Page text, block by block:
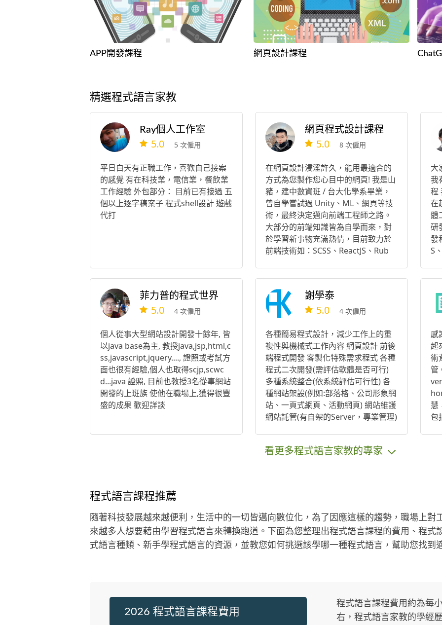
APP開發課程 網頁設計課程
精選程式語言家教
Ray個人工作室
5.0 5 次僱用
平日白天有正職工作，喜歡自己接案
的感覺 有在科技業，電信業，餐飲業
工作經驗 外包部分： 目前已有接過 五
個以上逐字稿案子 程式shell設計 遊戲
代打
網頁程式設計課程
5.0 8 次僱用
在網頁設計浸淫許久，能用最適合的
方式為您製作您心目中的網頁! 我是山
豬，建中數資班 / 台大化學系畢業，
曾自學嘗試過 Unity、ML、網頁等技
術，最終決定邁向前端工程師之路。
大部分的前端知識皆為自學而來，對
於學習新事物充滿熱情，目前致力於
前端技術如：SCSS、ReactJS、Rub
ebase 等，期望能夠朝向全端工程師
進發。 另外，也對近日熱門之話題 - B
lockChain 充滿好奇，若有機會，也
可詳談！
大
我
程
在
體
研
發
S
菲力普的程式世界
5.0 4 次僱用
個人從事大型網站設計開發十餘年, 皆
以java base為主, 教授java,jsp,html,c
ss,javascript,jquery...., 證照或考試方
面也很有經驗,個人也取得scjp,scwc
d...java 證照, 目前也教授3名從事網站
開發的上班族 使他在職場上,獲得很豐
盛的成果 歡迎詳談
謝學泰
5.0 4 次僱用
各種簡易程式設計，減少工作上的重
複性與機械式工作內容 網頁設計 前後
端程式開發 客製化特殊需求程式 各種
程式二次開發(需評估軟體是否可行)
多種系統整合(依系統評估可行性) 各
種網站架設(例如:部落格、公司形象網
站、一頁式網頁、活動網頁) 網站維護
網站託管(有自架的Server，專業管理)
感
起
術
管
慧
包
u
原
實
簡
看更多程式語言家教的專家
程式語言課程推薦
隨著科技發展越來越便利，生活中的一切皆邁向數位化，為了因應這樣的趨勢，職場上對
來越多人想要藉由學習程式語言來轉換跑道。下面為您整理出程式語言課程的費用、程式
式語言種類、新手學程式語言的資源，並教您如何挑選該學哪一種程式語言，幫助您找到
2026 程式語言課程費用
程式語言課程費用約為每
右，程式語言家教的學經